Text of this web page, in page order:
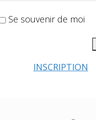
Se souvenir de moi
INSCRIPTION